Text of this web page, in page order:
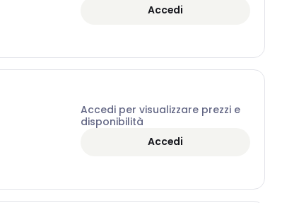
Accedi
Accedi per visualizzare prezzi e
disponibilità
Accedi